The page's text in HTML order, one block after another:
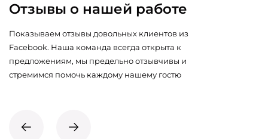
Отзывы о нашей работе
Показываем отзывы довольных клиентов из
Facebook. Наша команда всегда открыта к
предложениям, мы предельно отзывчивы и
стремимся помочь каждому нашему гостю